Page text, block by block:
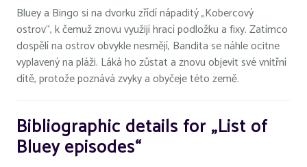
Bluey a Bingo si na dvorku zřídí nápaditý „Kobercový
ostrov“, k čemuž znovu využijí hrací podložku a fixy. Zatímco
dospělí na ostrov obvykle nesmějí, Bandita se náhle ocitne
vyplavený na pláži. Láká ho zůstat a znovu objevit své vnitřní
dítě, protože poznává zvyky a obyčeje této země.
Bibliographic details for „List of
Bluey episodes“